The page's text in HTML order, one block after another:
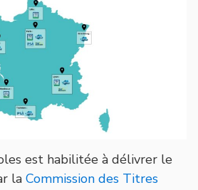
est habilitée à délivrer le
la Commission des Titres